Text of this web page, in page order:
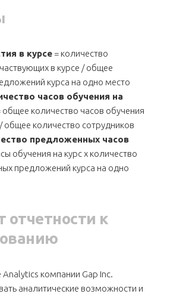
в курсе= количество
в курсе / общее
курса на одно место
часов обучения на
общее количество часов обучения
общее количество сотрудников
предложенных часов
обучения на курс x количество
предложений курса на одно
отчетности к
компании Gap Inc.
аналитические возможности и